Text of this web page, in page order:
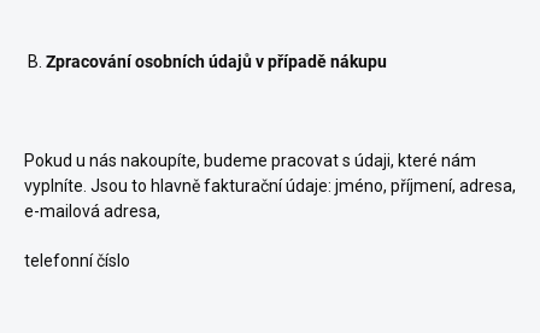
B. Zpracování osobních údajů v případě nákupu
Pokud u nás nakoupíte, budeme pracovat s údaji, které nám
vyplníte. Jsou to hlavně fakturační údaje: jméno, příjmení, adresa,
e-mailová adresa,
telefonní číslo